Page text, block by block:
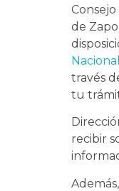
de
través
tu
recibir